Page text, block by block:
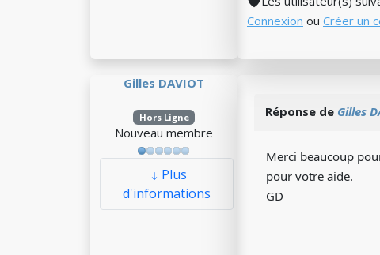
Connexion ou Créer un
Gilles DAVIOT
Hors Ligne
Nouveau membre
Plus
d'informations
Réponse de Gilles
Merci beaucoup
pour votre aide.
GD